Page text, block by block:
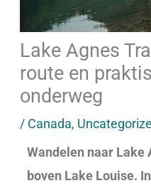
Lake Agnes
route en
onderweg
/ Canada,
Wandelen naar Lake
boven Lake Louise.